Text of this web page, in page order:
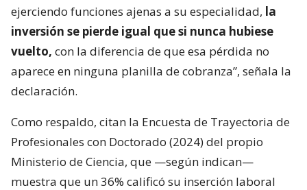
ejerciendo funciones ajenas a su especialidad, la
inversión se pierde igual que si nunca hubiese
vuelto, con la diferencia de que esa pérdida no
aparece en ninguna planilla de cobranza”, señala la
declaración.
Como respaldo, citan la Encuesta de Trayectoria de
Profesionales con Doctorado (2024) del propio
Ministerio de Ciencia, que —según indican—
muestra que un 36% calificó su inserción laboral